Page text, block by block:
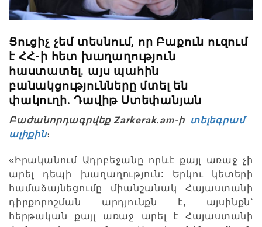
Ցուցիչ չեմ տեսնում, որ Բաքուն ուզում
է ՀՀ-ի հետ խաղաղություն
հաստատել. այս պահին
բանակցությունները մտել են
փակուղի. Դավիթ Ստեփանյան
Բաժանորդագրվեք Zarkerak.am-ի տելեգրամ
ալիքին։
«Իրականում Ադրբեջանը որևէ քայլ առաջ չի
արել դեպի խաղաղություն: Երկու կետերի
համաձայնեցումը միանշանակ Հայաստանի
դիրքորոշման արդյունքն է, այսինքն՝
հերթական քայլ առաջ արել է Հայաստանի